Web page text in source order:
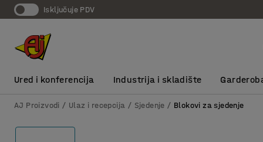
Isključuje PDV
Ured i konferencija Industrija i skladište
AJ Proizvodi Ulaz i recepcija Sjedenje Blokovi za sjedenje